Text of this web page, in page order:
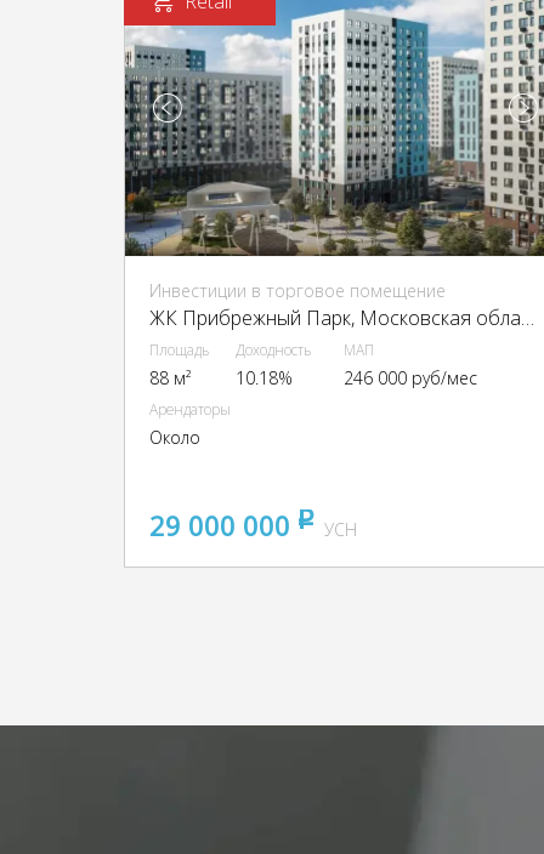
Инвестиции в торговое помещение
ЖК Прибрежный Парк, Московская область, г.о. Домодедово, д. Павловское, ЖК Прибрежный Парк, к. 2.2
Площадь
88 м²
Доходность
10.18%
МАП
246 000 руб/мес
Арендаторы
Около
29 000 000 pуб
УСН